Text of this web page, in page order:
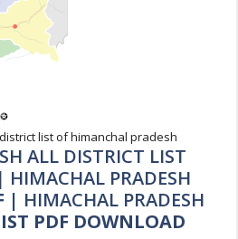
district list of himanchal pradesh
ALL DISTRICT LIST
PRADESH
| HIMACHAL PRADESH
PDF DOWNLOAD